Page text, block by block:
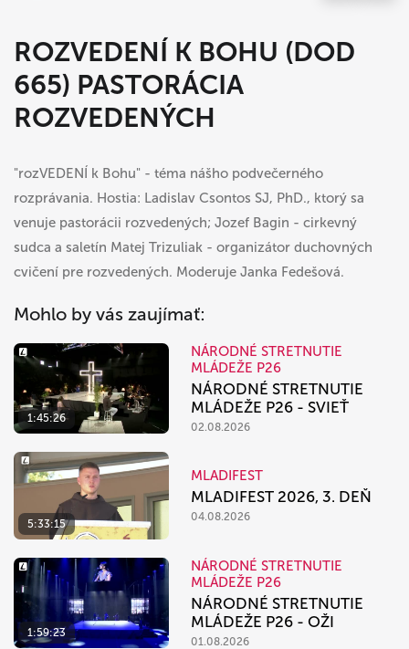
ROZVEDENÍ K BOHU (DOD
665) PASTORÁCIA
ROZVEDENÝCH
"rozVEDENÍ k Bohu" - téma nášho podvečerného
rozprávania. Hostia: Ladislav Csontos SJ, PhD., ktorý sa
venuje pastorácii rozvedených; Jozef Bagin - cirkevný
sudca a saletín Matej Trizuliak - organizátor duchovných
cvičení pre rozvedených. Moderuje Janka Fedešová.
Mohlo by vás zaujímať:
1:45:26
NÁRODNÉ STRETNUTIE
MLÁDEŽE P26
NÁRODNÉ STRETNUTIE
MLÁDEŽE P26 - SVIEŤ
02.08.2026
5:33:15
MLADIFEST
MLADIFEST 2026, 3. DEŇ
04.08.2026
1:59:23
NÁRODNÉ STRETNUTIE
MLÁDEŽE P26
NÁRODNÉ STRETNUTIE
MLÁDEŽE P26 - OŽI
01.08.2026